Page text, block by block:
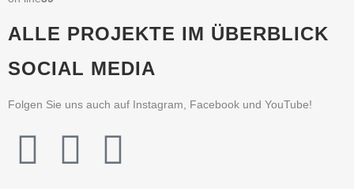
ALLE PROJEKTE IM ÜBERBLICK
SOCIAL MEDIA
Folgen Sie uns auch auf Instagram, Facebook und YouTube!